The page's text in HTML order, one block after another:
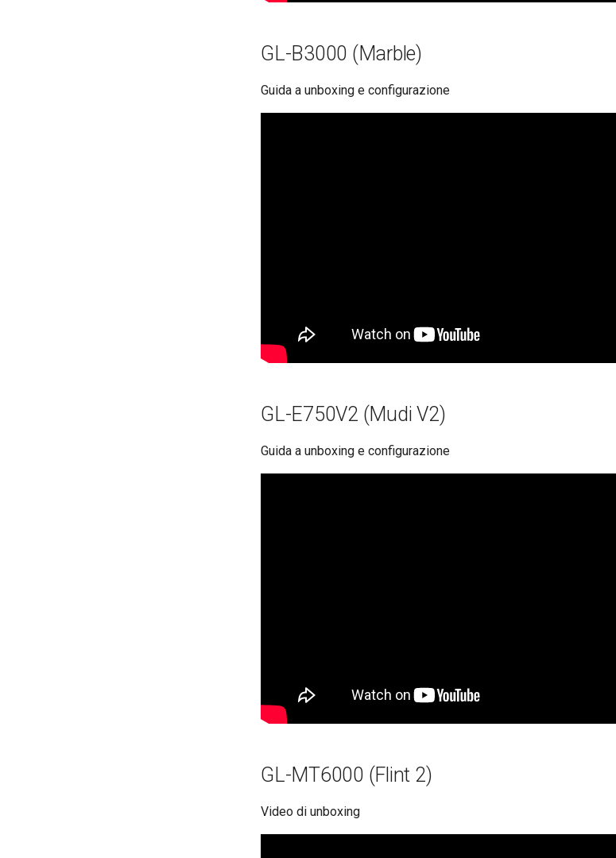
GL-B3000 (Marble)
Guida a unboxing e configurazione
GL-E750V2 (Mudi V2)
Guida a unboxing e configurazione
GL-MT6000 (Flint 2)
Video di unboxing